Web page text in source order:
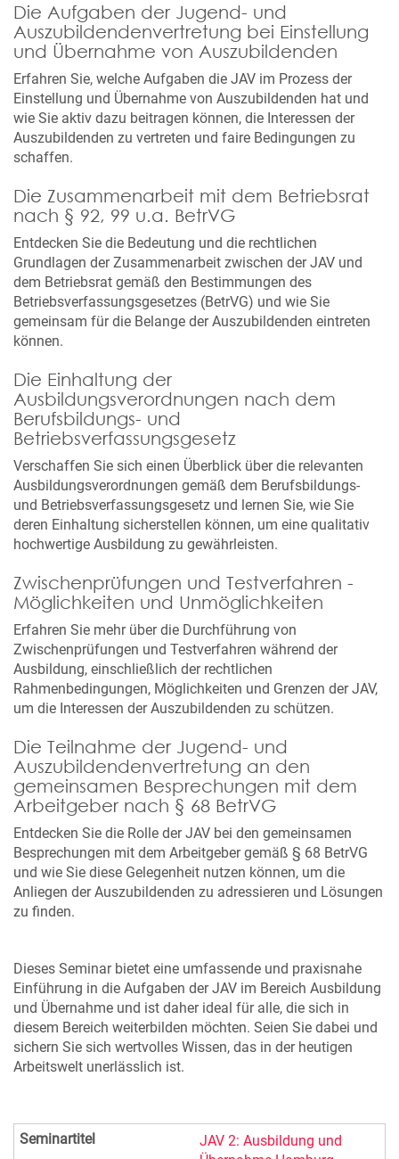
Die Aufgaben der Jugend- und
Auszubildendenvertretung bei Einstellung
und Übernahme von Auszubildenden
Erfahren Sie, welche Aufgaben die JAV im Prozess der
Einstellung und Übernahme von Auszubildenden hat und
wie Sie aktiv dazu beitragen können, die Interessen der
Auszubildenden zu vertreten und faire Bedingungen zu
schaffen.
Die Zusammenarbeit mit dem Betriebsrat
nach § 92, 99 u.a. BetrVG
Entdecken Sie die Bedeutung und die rechtlichen
Grundlagen der Zusammenarbeit zwischen der JAV und
dem Betriebsrat gemäß den Bestimmungen des
Betriebsverfassungsgesetzes (BetrVG) und wie Sie
gemeinsam für die Belange der Auszubildenden eintreten
können.
Die Einhaltung der
Ausbildungsverordnungen nach dem
Berufsbildungs- und
Betriebsverfassungsgesetz
Verschaffen Sie sich einen Überblick über die relevanten
Ausbildungsverordnungen gemäß dem Berufsbildungs-
und Betriebsverfassungsgesetz und lernen Sie, wie Sie
deren Einhaltung sicherstellen können, um eine qualitativ
hochwertige Ausbildung zu gewährleisten.
Zwischenprüfungen und Testverfahren -
Möglichkeiten und Unmöglichkeiten
Erfahren Sie mehr über die Durchführung von
Zwischenprüfungen und Testverfahren während der
Ausbildung, einschließlich der rechtlichen
Rahmenbedingungen, Möglichkeiten und Grenzen der JAV,
um die Interessen der Auszubildenden zu schützen.
Die Teilnahme der Jugend- und
Auszubildendenvertretung an den
gemeinsamen Besprechungen mit dem
Arbeitgeber nach § 68 BetrVG
Entdecken Sie die Rolle der JAV bei den gemeinsamen
Besprechungen mit dem Arbeitgeber gemäß § 68 BetrVG
und wie Sie diese Gelegenheit nutzen können, um die
Anliegen der Auszubildenden zu adressieren und Lösungen
zu finden.
Dieses Seminar bietet eine umfassende und praxisnahe
Einführung in die Aufgaben der JAV im Bereich Ausbildung
und Übernahme und ist daher ideal für alle, die sich in
diesem Bereich weiterbilden möchten. Seien Sie dabei und
sichern Sie sich wertvolles Wissen, das in der heutigen
Arbeitswelt unerlässlich ist.
JAV 2: Ausbildung und